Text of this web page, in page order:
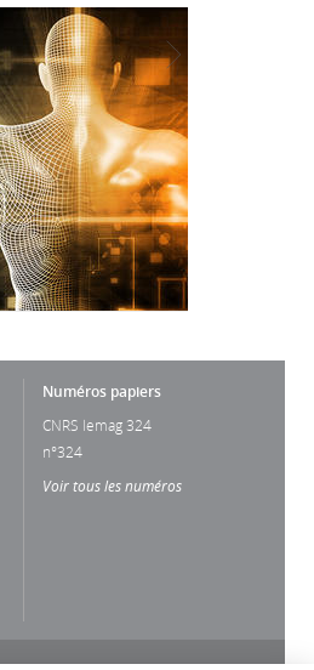
Numéros papiers
CNRS lemag 324
n°324
Voir tous les numéros